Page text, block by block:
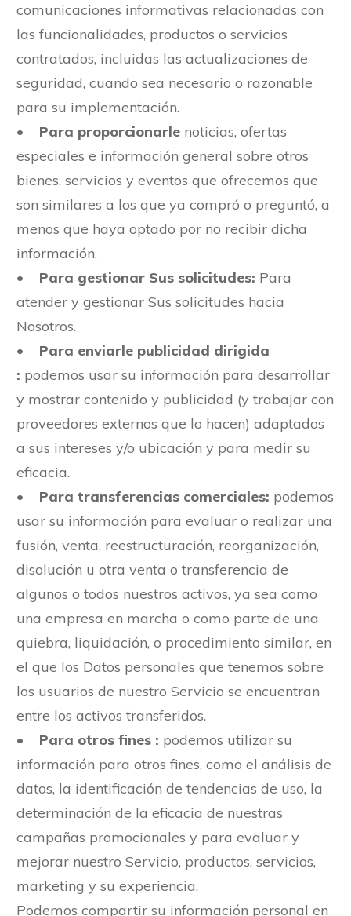
comunicaciones informativas relacionadas con
las funcionalidades, productos o servicios
contratados, incluidas las actualizaciones de
seguridad, cuando sea necesario o razonable
para su implementación.
• Para proporcionarle noticias, ofertas
especiales e información general sobre otros
bienes, servicios y eventos que ofrecemos que
son similares a los que ya compró o preguntó, a
menos que haya optado por no recibir dicha
información.
• Para gestionar Sus solicitudes: Para
atender y gestionar Sus solicitudes hacia
Nosotros.
• Para enviarle publicidad dirigida
: podemos usar su información para desarrollar
y mostrar contenido y publicidad (y trabajar con
proveedores externos que lo hacen) adaptados
a sus intereses y/o ubicación y para medir su
eficacia.
• Para transferencias comerciales: podemos
usar su información para evaluar o realizar una
fusión, venta, reestructuración, reorganización,
disolución u otra venta o transferencia de
algunos o todos nuestros activos, ya sea como
una empresa en marcha o como parte de una
quiebra, liquidación, o procedimiento similar, en
el que los Datos personales que tenemos sobre
los usuarios de nuestro Servicio se encuentran
entre los activos transferidos.
• Para otros fines : podemos utilizar su
información para otros fines, como el análisis de
datos, la identificación de tendencias de uso, la
determinación de la eficacia de nuestras
campañas promocionales y para evaluar y
mejorar nuestro Servicio, productos, servicios,
marketing y su experiencia.
Podemos compartir su información personal en